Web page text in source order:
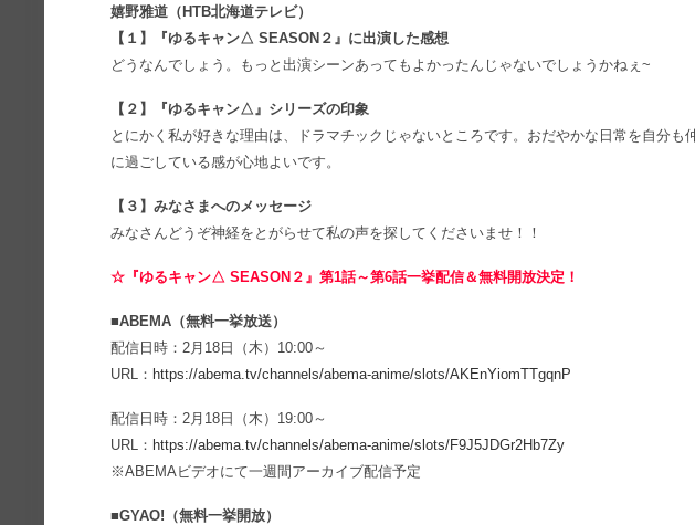
嬉野雅道（HTB北海道テレビ）
【１】『ゆるキャン△ SEASON２』に出演した感想
どうなんでしょう。もっと出演シーンあってもよかったんじゃないでしょうかねぇ~
【２】『ゆるキャン△』シリーズの印象
とにかく私が好きな理由は、ドラマチックじゃないところです。おだやかな日常を自分も
に過ごしている感が心地よいです。
【３】みなさまへのメッセージ
みなさんどうぞ神経をとがらせて私の声を探してくださいませ！！
☆『ゆるキャン△ SEASON２』第1話～第6話一挙配信＆無料開放決定！
■ABEMA（無料一挙放送）
配信日時：2月18日（木）10:00～
URL： https://abema.tv/channels/abema-anime/slots/AKEnYiomTTgqnP
配信日時：2月18日（木）19:00～
URL： https://abema.tv/channels/abema-anime/slots/F9J5JDGr2Hb7Zy
※ABEMAビデオにて一週間アーカイブ配信予定
■GYAO!（無料一挙開放）